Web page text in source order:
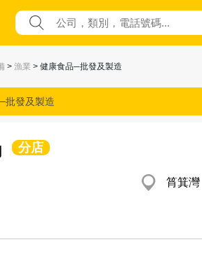
> 漁業 > 健康食品─批發及製造
批發及製造
分店
筲箕灣